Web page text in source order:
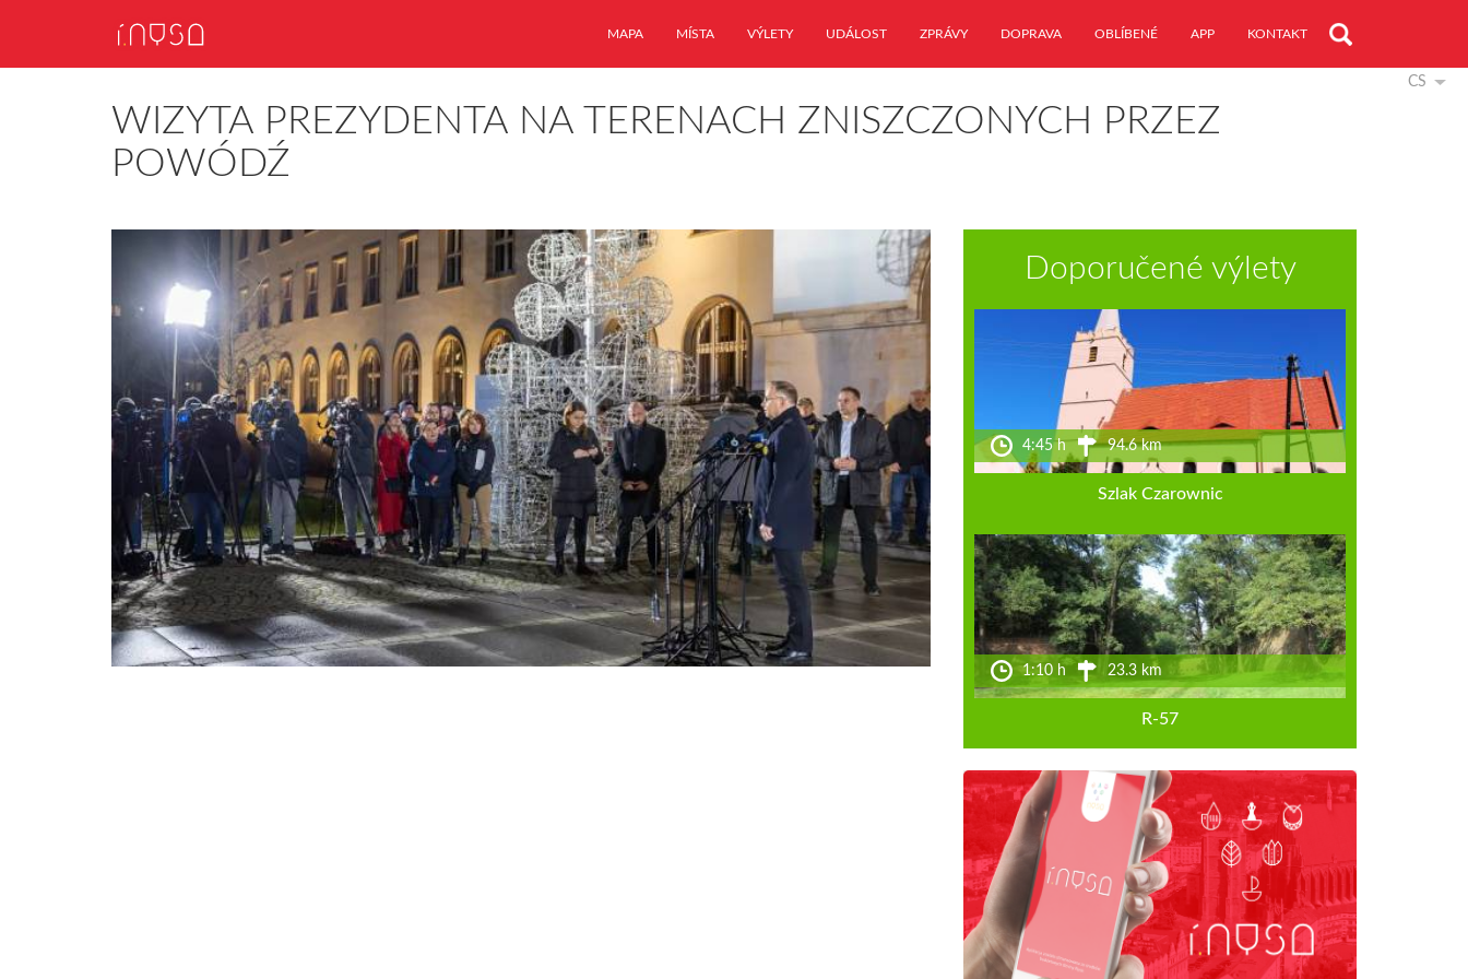
MAPA MÍSTA VÝLETY UDÁLOST ZPRÁVY DOPRAVA OBLÍBENÉ APP KONTAKT
CS
WIZYTA PREZYDENTA NA TERENACH ZNISZCZONYCH PRZEZ
POWÓDŹ
Doporučené výlety
4:45 h 94.6 km
Szlak Czarownic
1:10 h 23.3 km
R-57